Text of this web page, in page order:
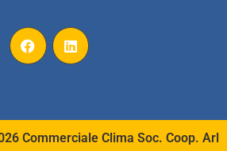
Commerciale Clima Soc. Coop. Arl